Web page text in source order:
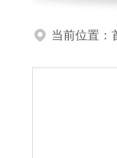
当前位置：